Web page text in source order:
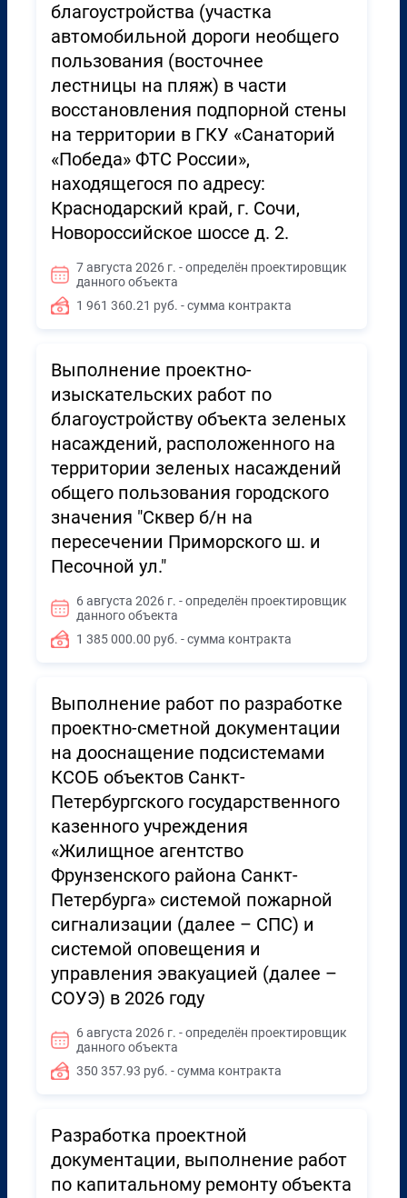
благоустройства (участка
автомобильной дороги необщего
пользования (восточнее
лестницы на пляж) в части
восстановления подпорной стены
на территории в ГКУ «Санаторий
«Победа» ФТС России»,
находящегося по адресу:
Краснодарский край, г. Сочи,
Новороссийское шоссе д. 2.
7 августа 2026 г. - определён проектировщик
данного объекта
1 961 360.21 руб. - сумма контракта
Выполнение проектно-
изыскательских работ по
благоустройству объекта зеленых
насаждений, расположенного на
территории зеленых насаждений
общего пользования городского
значения "Сквер б/н на
пересечении Приморского ш. и
Песочной ул."
6 августа 2026 г. - определён проектировщик
данного объекта
1 385 000.00 руб. - сумма контракта
Выполнение работ по разработке
проектно-сметной документации
на дооснащение подсистемами
КСОБ объектов Санкт-
Петербургского государственного
казенного учреждения
«Жилищное агентство
Фрунзенского района Санкт-
Петербурга» системой пожарной
сигнализации (далее – СПС) и
системой оповещения и
управления эвакуацией (далее –
СОУЭ) в 2026 году
6 августа 2026 г. - определён проектировщик
данного объекта
350 357.93 руб. - сумма контракта
Разработка проектной
документации, выполнение работ
по капитальному ремонту объекта